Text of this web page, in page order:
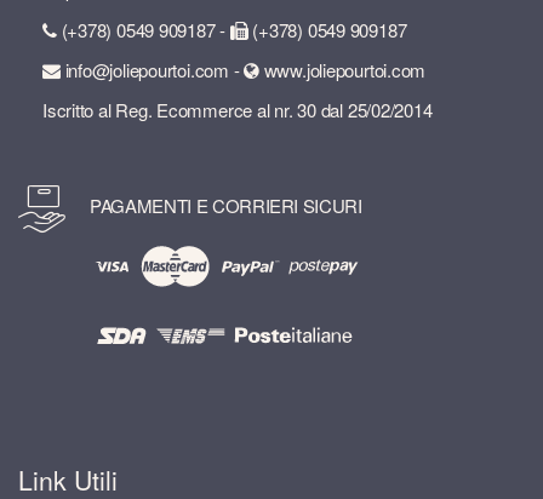
(+378) 0549 909187 -
(+378) 0549 909187
info@joliepourtoi.com -
www.joliepourtoi.com
Iscritto al Reg. Ecommerce al nr. 30 dal 25/02/2014
PAGAMENTI E CORRIERI SICURI
Link Utili